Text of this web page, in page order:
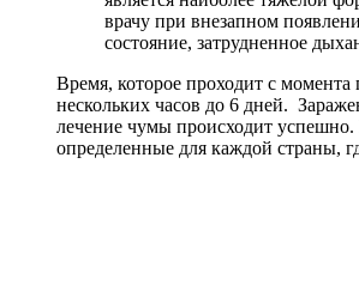
врачу при внезапном
состояние, затрудненное
Время, которое проходит с
нескольких часов до 6 дней.
лечение чумы происходит успешно.
определенные для каждой страны,